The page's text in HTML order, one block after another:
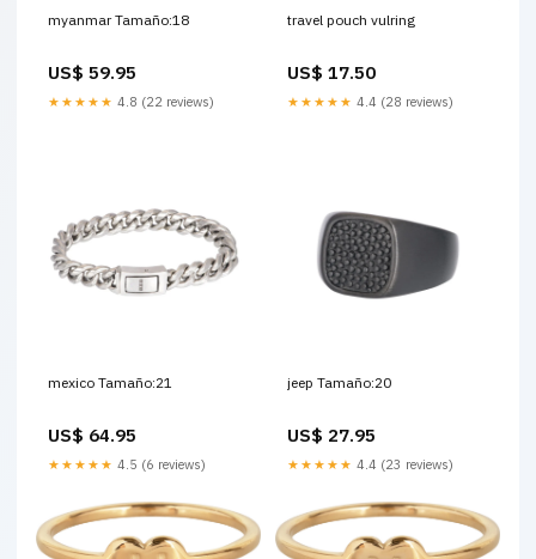
myanmar Tamaño:18
US$ 59.95
★★★★★ 4.8 (22 reviews)
travel pouch vulring
US$ 17.50
★★★★★ 4.4 (28 reviews)
mexico Tamaño:21
US$ 64.95
★★★★★ 4.5 (6 reviews)
jeep Tamaño:20
US$ 27.95
★★★★★ 4.4 (23 reviews)